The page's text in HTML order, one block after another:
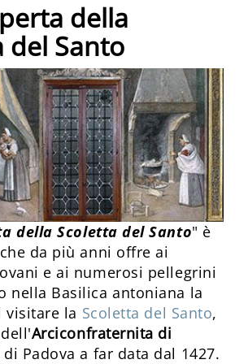
della
del Santo
della Scoletta del Santo" è
da più anni offre ai
e ai numerosi pellegrini
nella Basilica antoniana la
la Scoletta del Santo,
Arciconfraternita di
di Padova a far data dal 1427.